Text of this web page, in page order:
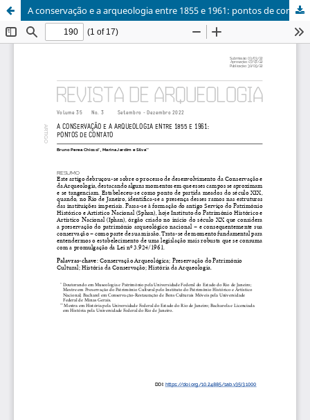
A conservação e a arqueologia entre 1855 e 1961: pontos de contato